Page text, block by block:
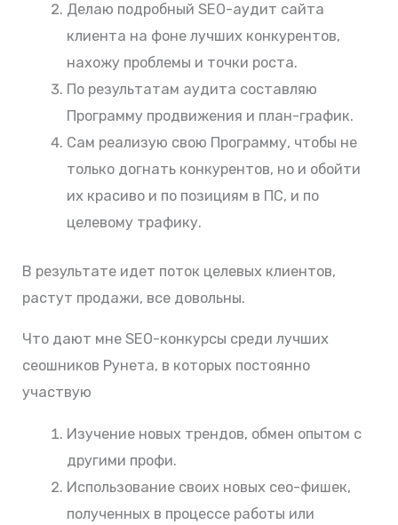
Делаю подробный SEO-аудит сайта
клиента на фоне лучших конкурентов,
нахожу проблемы и точки роста.
По результатам аудита составляю
Программу продвижения и план-график.
Сам реализую свою Программу, чтобы не
только догнать конкурентов, но и обойти
их красиво и по позициям в ПС, и по
целевому трафику.
В результате идет поток целевых клиентов,
растут продажи, все довольны.
Что дают мне SEO-конкурсы среди лучших
сеошников Рунета, в которых постоянно
участвую
Изучение новых трендов, обмен опытом с
другими профи.
Использование своих новых сео-фишек,
полученных в процессе работы или